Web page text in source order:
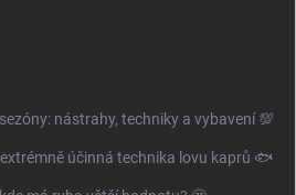
nástrahy, techniky a vybavení 💯
účinná technika lovu kaprů 🐟